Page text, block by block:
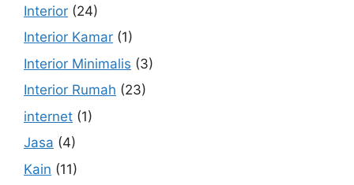
Interior (24)
Interior Kamar (1)
Interior Minimalis (3)
Interior Rumah (23)
internet (1)
Jasa (4)
Kain (11)